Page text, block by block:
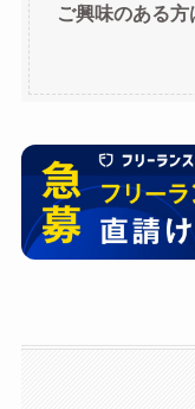
ご興味のある